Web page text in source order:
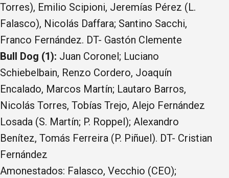
Torres), Emilio Scipioni, Jeremías Pérez (L.
Falasco), Nicolás Daffara; Santino Sacchi,
Franco Fernández. DT- Gastón Clemente
Bull Dog (1): Juan Coronel; Luciano
Schiebelbain, Renzo Cordero, Joaquín
Encalado, Marcos Martín; Lautaro Barros,
Nicolás Torres, Tobías Trejo, Alejo Fernández
Losada (S. Martín; P. Roppel); Alexandro
Benítez, Tomás Ferreira (P. Piñuel). DT- Cristian
Fernández
Amonestados: Falasco, Vecchio (CEO);